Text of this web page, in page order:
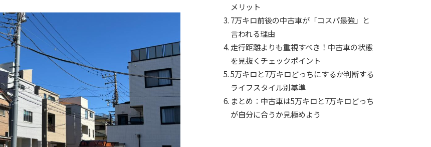
メリット
7万キロ前後の中古車が「コスパ最強」と
言われる理由
走行距離よりも重視すべき！中古車の状態
を見抜くチェックポイント
5万キロと7万キロどっちにするか判断する
ライフスタイル別基準
まとめ：中古車は5万キロと7万キロどっち
が自分に合うか見極めよう